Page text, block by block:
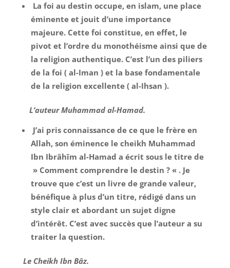
La foi au destin occupe, en islam, une place
éminente et jouit d’une importance
majeure. Cette foi constitue, en effet, le
pivot et l’ordre du monothéisme ainsi que de
la religion authentique. C’est l’un des piliers
de la foi ( al-Iman ) et la base fondamentale
de la religion excellente ( al-Ihsan ).
L’auteur Muhammad al-Hamad.
J’ai pris connaissance de ce que le frère en
Allah, son éminence le cheikh Muhammad
Ibn Ibrâhîm al-Hamad a écrit sous le titre de
» Comment comprendre le destin ? « . Je
trouve que c’est un livre de grande valeur,
bénéfique à plus d’un titre, rédigé dans un
style clair et abordant un sujet digne
d’intérêt. C’est avec succès que l’auteur a su
traiter la question.
Le Cheikh Ibn Bâz.